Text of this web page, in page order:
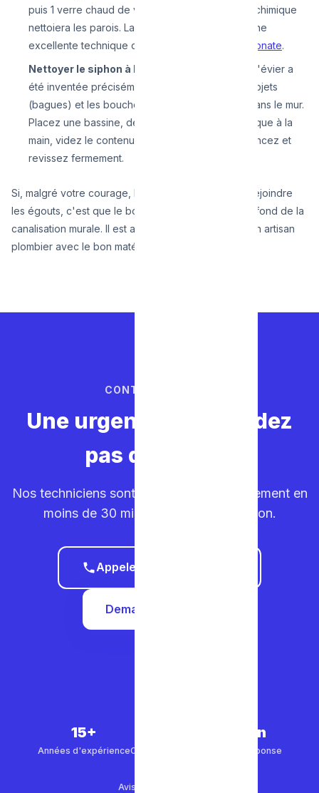
puis 1 verre chaud de vinaigre blanc. Ce volcan chimique
nettoiera les parois. Laissez agir 1 heure. C'est une
excellente technique de
débouchage au bicarbonate.
Nettoyer le siphon à la main :
La cuvette sous l'évier a
été inventée précisément pour intercepter les objets
(bagues) et les bouchons avant qu'ils n'aillent dans le mur.
Placez une bassine, dévissez la bague en plastique à la
main, videz le contenu poisseux à la poubelle, rincez et
revissez fermement.
Si, malgré votre courage, l'eau refuse toujours de rejoindre
les égouts, c'est que le bouchon s'est cristallisé au fond de la
canalisation murale. Il est alors temps de contacter un artisan
plombier avec le bon matériel.
CONTACTEZ-NOUS
Une urgence ? Ne perdez
pas de temps.
Nos techniciens sont sur la route. Déplacement en
moins de 30 minutes dans votre région.
Appeler le 0465 68 51 58
Demander un devis
15+
Années d'expérienceClients satisfaits
30 min
Temps de réponse
Avis Google (500+)